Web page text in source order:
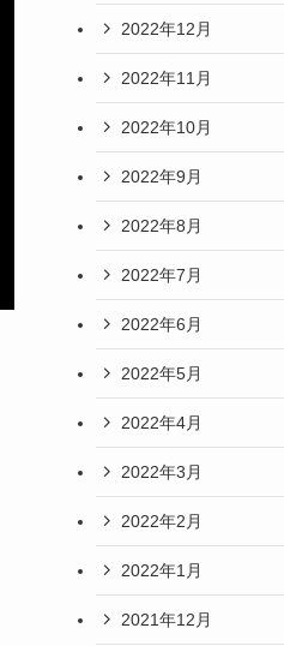
2022年12月
2022年11月
2022年10月
2022年9月
2022年8月
2022年7月
2022年6月
2022年5月
2022年4月
2022年3月
2022年2月
2022年1月
2021年12月